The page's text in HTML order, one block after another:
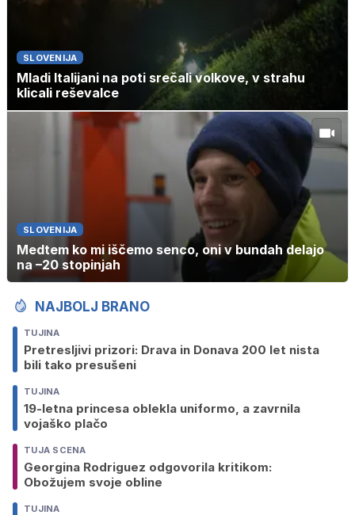
SLOVENIJA
Mladi Italijani na poti srečali volkove, v strahu
klicali reševalce
SLOVENIJA
Medtem ko mi iščemo senco, oni v bundah delajo
na –20 stopinjah
NAJBOLJ BRANO
TUJINA
Pretresljivi prizori: Drava in Donava 200 let nista
bili tako presušeni
TUJINA
19-letna princesa oblekla uniformo, a zavrnila
vojaško plačo
TUJA SCENA
Georgina Rodriguez odgovorila kritikom:
Obožujem svoje obline
TUJINA